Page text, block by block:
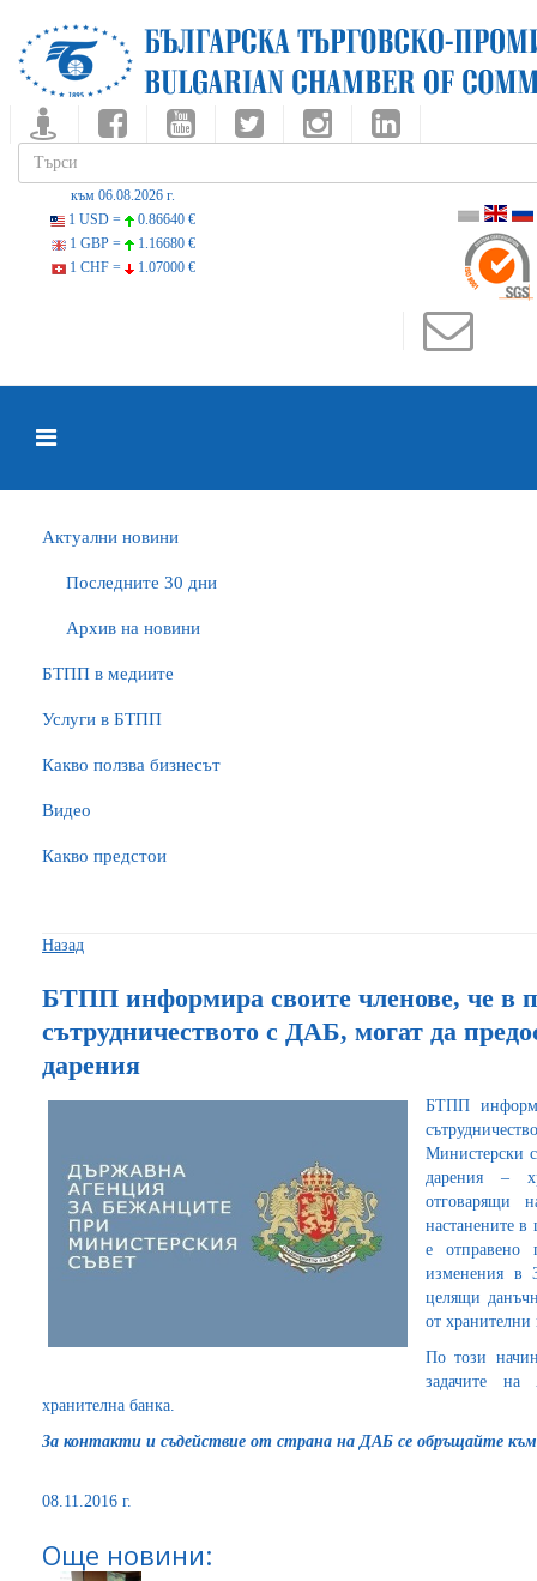
към 06.08.2026 г.
1 USD =
0.86640 €
1 GBP =
1.16680 €
1 CHF =
1.07000 €
Актуални новини
Последните 30 дни
Архив на новини
БTПП в медиите
Услуги в БТПП
Какво ползва бизнесът
Видео
Какво предстои
Назад
БТПП информира своите членове, че в
сътрудничеството с ДАБ, могат да
дарения
БТПП
Министерски
дарения –
отговарящи
настанените
е отправено
изменения в
целящи
от
По този
задачите на
хранителна банка.
За контакти и съдействие от страна на ДАБ се обръщайте
08.11.2016 г.
Още новини: